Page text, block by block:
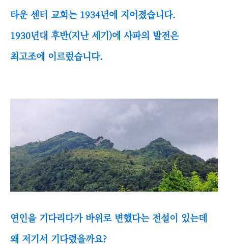
타운 센터 교회는 1934년에 지어졌습니다.
1930년대 후반(지난 세기)에 사파의 발전은
최고조에 이르렀습니다.
연인을 기다리다가 바위로 변했다는 전설이 있는데
왜 저기서 기다렸을까요?